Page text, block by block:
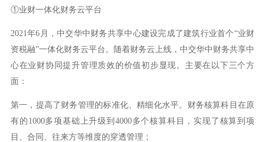
①业财一体化财务云平台
2021年6月，中交华中财务共享中心建设完成了建筑行业首个“业财
资税融”一体化财务云平台。随着财务云上线，中交华中财务共享中
心在业财协同提升管理质效的价值初步显现。主要在以下三个方
面：
第一，提高了财务管理的标准化、精细化水平。财务核算科目在原
有的1000多项基础上升级到4000多个核算科目，实现了核算到项
目、合同、往来方等维度的穿透管理；